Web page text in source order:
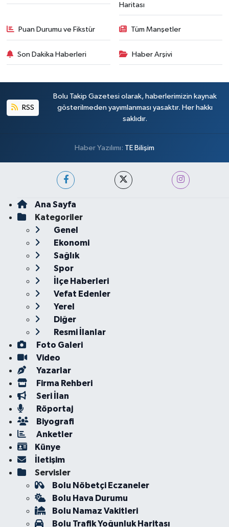
Haritası
Puan Durumu ve Fikstür Tüm Manşetler
Son Dakika Haberleri Haber Arşivi
RSS
Bolu Takip Gazetesi olarak, haberlerimizin kaynak
gösterilmeden yayımlanması yasaktır. Her hakkı
saklıdır.
Haber Yazılımı: TE Bilişim
Ana Sayfa
Kategoriler
Genel
Ekonomi
Sağlık
Spor
İlçe Haberleri
Vefat Edenler
Yerel
Diğer
Resmi İlanlar
Foto Galeri
Video
Yazarlar
Firma Rehberi
Seri İlan
Röportaj
Biyografi
Anketler
Künye
İletişim
Servisler
Bolu Nöbetçi Eczaneler
Bolu Hava Durumu
Bolu Namaz Vakitleri
Bolu Trafik Yoğunluk Haritası